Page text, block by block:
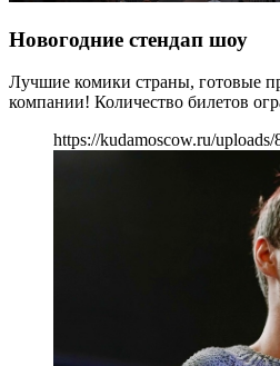
Новогодние стендап шоу
Лучшие комики страны, готовые
компании! Количество билетов
https://kudamoscow.ru/